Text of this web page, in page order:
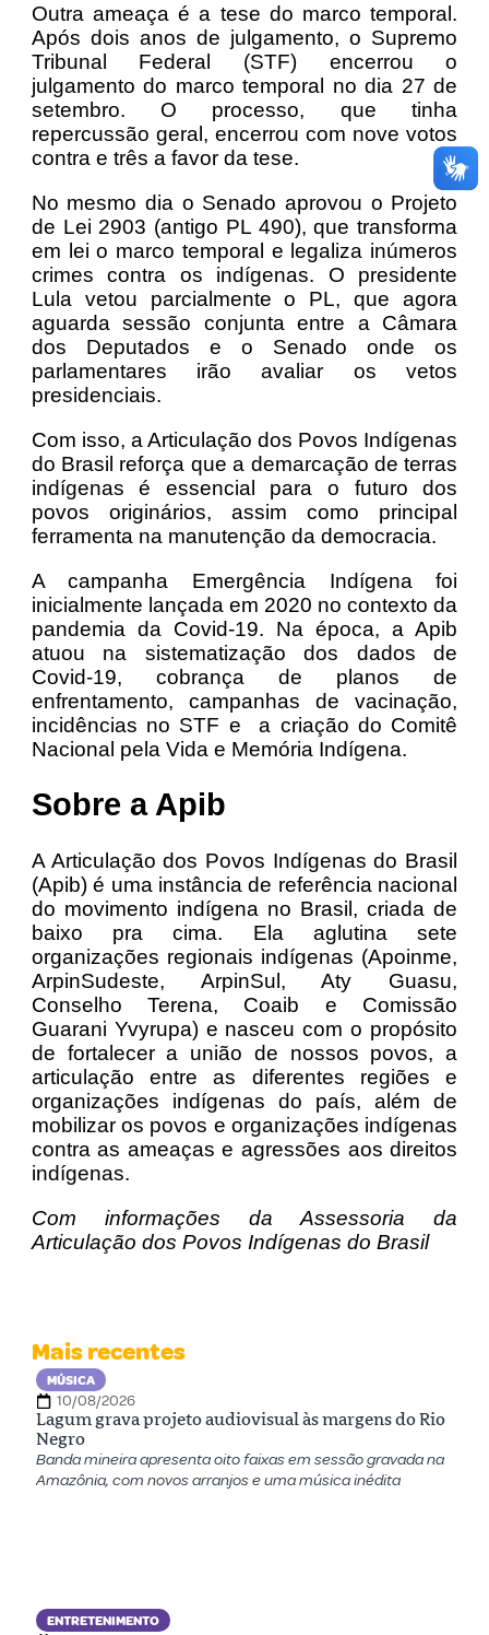
Outra ameaça é a tese do marco temporal.
Após dois anos de julgamento, o Supremo
Tribunal Federal (STF) encerrou o
julgamento do marco temporal no dia 27 de
setembro. O processo, que tinha
repercussão geral, encerrou com nove votos
contra e três a favor da tese.
No mesmo dia o Senado aprovou o Projeto
de Lei 2903 (antigo PL 490), que transforma
em lei o marco temporal e legaliza inúmeros
crimes contra os indígenas. O presidente
Lula vetou parcialmente o PL, que agora
aguarda sessão conjunta entre a Câmara
dos Deputados e o Senado onde os
parlamentares irão avaliar os vetos
presidenciais.
Com isso, a Articulação dos Povos Indígenas
do Brasil reforça que a demarcação de terras
indígenas é essencial para o futuro dos
povos originários, assim como principal
ferramenta na manutenção da democracia.
A campanha Emergência Indígena foi
inicialmente lançada em 2020 no contexto da
pandemia da Covid-19. Na época, a Apib
atuou na sistematização dos dados de
Covid-19, cobrança de planos de
enfrentamento, campanhas de vacinação,
incidências no STF e a criação do Comitê
Nacional pela Vida e Memória Indígena.
Sobre a Apib
A Articulação dos Povos Indígenas do Brasil
(Apib) é uma instância de referência nacional
do movimento indígena no Brasil, criada de
baixo pra cima. Ela aglutina sete
organizações regionais indígenas (Apoinme,
ArpinSudeste, ArpinSul, Aty Guasu,
Conselho Terena, Coaib e Comissão
Guarani Yvyrupa) e nasceu com o propósito
de fortalecer a união de nossos povos, a
articulação entre as diferentes regiões e
organizações indígenas do país, além de
mobilizar os povos e organizações indígenas
contra as ameaças e agressões aos direitos
indígenas.
Com informações da Assessoria da
Articulação dos Povos Indígenas do Brasil
Mais recentes
MÚSICA
10/08/2026
Lagum grava projeto audiovisual às margens do Rio
Negro
Banda mineira apresenta oito faixas em sessão gravada na
Amazônia, com novos arranjos e uma música inédita
ENTRETENIMENTO